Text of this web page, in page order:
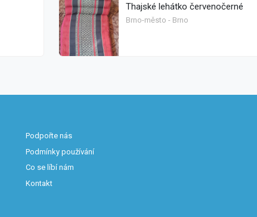
Thajské lehátko červenočerné
Brno-město - Brno
Podpořte nás
Podmínky používání
Co se líbí nám
Kontakt